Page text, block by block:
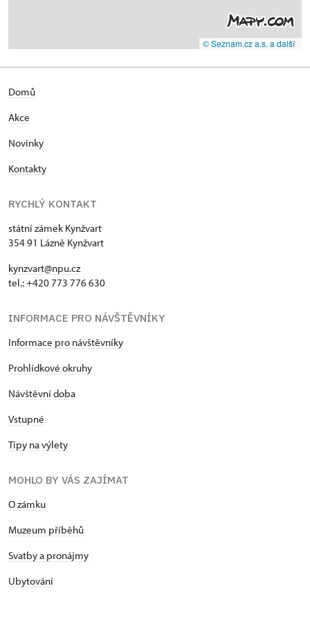
© Seznam.cz a.s. a další
Domů
Akce
Novinky
Kontakty
RYCHLÝ KONTAKT
státní zámek Kynžvart
354 91 Lázně Kynžvart
kynzvart@npu.cz
tel.: +420 773 776 630
INFORMACE PRO NÁVŠTĚVNÍKY
Informace pro návštěvníky
Prohlídkové okruhy
Návštěvní doba
Vstupné
Tipy na výlety
MOHLO BY VÁS ZAJÍMAT
O zámku
Muzeum příběhů
Svatby a pronájmy
Ubytování